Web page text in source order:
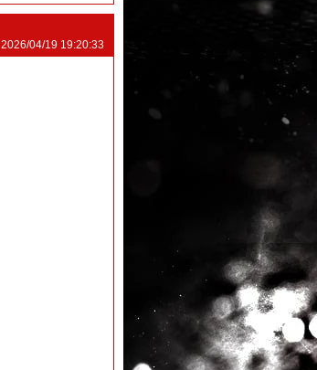
2026/04/19 19:20:33